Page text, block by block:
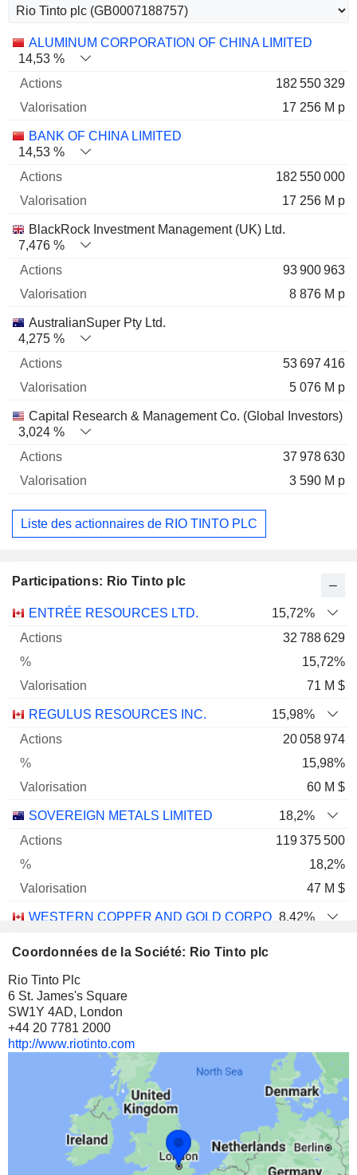
Nom Actions % Valorisation
ALUMINUM CORPORATION OF CHINA LIMITED
14,53 %
182 550 329
17 256 M p
BANK OF CHINA LIMITED
14,53 %
182 550 000
17 256 M p
BlackRock Investment Management (UK) Ltd.
7,476 %
93 900 963
8 876 M p
AustralianSuper Pty Ltd.
4,275 %
53 697 416
5 076 M p
Capital Research & Management Co. (Global Investors)
3,024 %
37 978 630
3 590 M p
Liste des actionnaires de RIO TINTO PLC
Participations: Rio Tinto plc
Nom Actions % Valorisation
ENTRÉE RESOURCES LTD.
15,72%
32 788 629
15,72%
71 M $
REGULUS RESOURCES INC.
15,98%
20 058 974
15,98%
60 M $
SOVEREIGN METALS LIMITED
18,2%
119 375 500
18,2%
47 M $
WESTERN COPPER AND GOLD CORPORATION
8,42%
Coordonnées de la Société: Rio Tinto plc
Rio Tinto Plc
6 St. James's Square
SW1Y 4AD, London
+44 20 7781 2000
http://www.riotinto.com